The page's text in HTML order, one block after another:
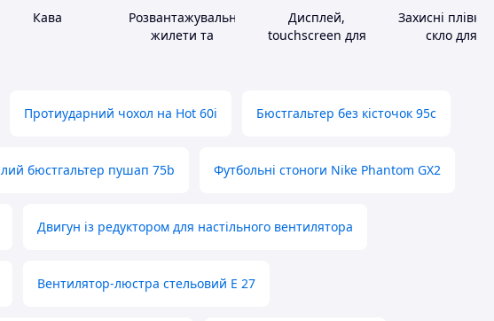
Кава
Розвантажувальні
жилети та
Дисплей,
touchscreen для
Захисні плівки
скло для
Протиударний чохол на Hot 60i Бюстгальтер без кісточок 95с
бюстгальтер пушап 75b Футбольні стоноги Nike Phantom GX2
Двигун із редуктором для настільного вентилятора
Вентилятор-люстра стельовий E 27